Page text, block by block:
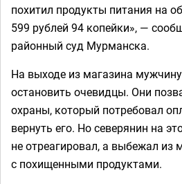
похитил продукты питания на
599 рублей 94 копейки», —
районный суд Мурманска.
На выходе из магазина
остановить очевидцы. Они
охраны, который потребовал
вернуть его. Но северянин на
не отреагировал, а выбежал из
с похищенными продуктами.